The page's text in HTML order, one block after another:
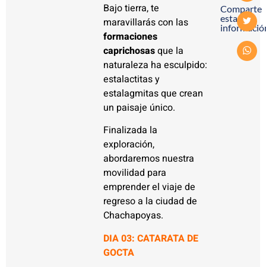
Bajo tierra, te
maravillarás con las
formaciones
caprichosasque la
naturaleza ha esculpido:
estalactitas y
estalagmitas que crean
un paisaje único.
Finalizada la
exploración,
abordaremos nuestra
movilidad para
emprender el viaje de
regreso a la ciudad de
Chachapoyas.
DIA 03: CATARATA DE
GOCTA
Comparte
esta